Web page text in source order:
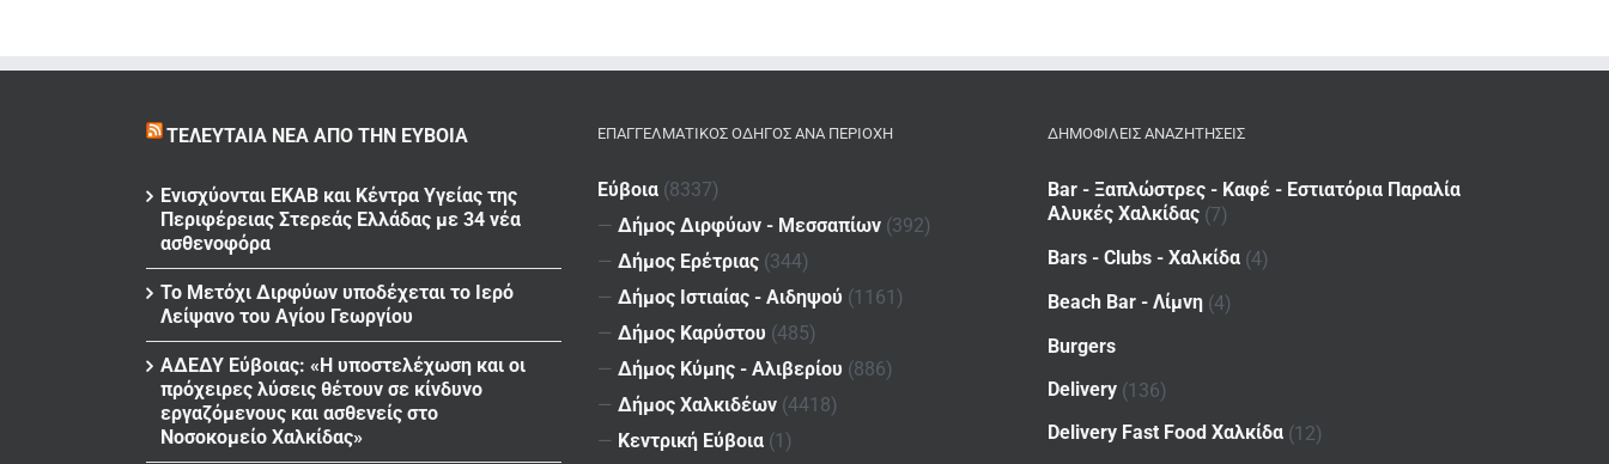
ΤΕΛΕΥΤΑΊΑ ΝΈΑ ΑΠΌ ΤΗΝ ΕΎΒΟΙΑ
Ενισχύονται ΕΚΑΒ και Κέντρα Υγείας της
Περιφέρειας Στερεάς Ελλάδας με 34 νέα
ασθενοφόρα
Το Μετόχι Διρφύων υποδέχεται το Ιερό
Λείψανο του Αγίου Γεωργίου
ΑΔΕΔΥ Εύβοιας: «Η υποστελέχωση και οι
πρόχειρες λύσεις θέτουν σε κίνδυνο
εργαζόμενους και ασθενείς στο
Νοσοκομείο Χαλκίδας»
ΕΠΑΓΓΕΛΜΑΤΙΚΌΣ ΟΔΗΓΌΣ ΑΝΆ ΠΕΡΙΟΧΉ
Εύβοια (8337)
— Δήμος Διρφύων - Μεσσαπίων (392)
— Δήμος Ερέτριας (344)
— Δήμος Ιστιαίας - Αιδηψού (1161)
— Δήμος Καρύστου (485)
— Δήμος Κύμης - Αλιβερίου (886)
— Δήμος Χαλκιδέων (4418)
— Κεντρική Εύβοια (1)
ΔΗΜΟΦΙΛΕΙΣ ΑΝΑΖΗΤΗΣΕΙΣ
Bar - Ξαπλώστρες - Καφέ - Εστιατόρια Παραλία
Αλυκές Χαλκίδας (7)
Bars - Clubs - Χαλκίδα (4)
Beach Bar - Λίμνη (4)
Burgers
Delivery (136)
Delivery Fast Food Χαλκίδα (12)